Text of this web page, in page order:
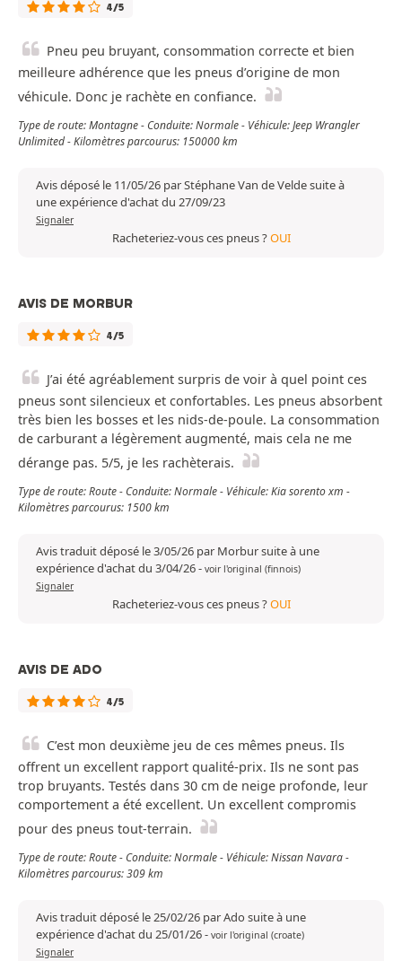
4/5
Pneu peu bruyant, consommation correcte et bien
meilleure adhérence que les pneus d’origine de mon
véhicule. Donc je rachète en confiance.
Type de route: Montagne - Conduite: Normale - Véhicule: Jeep Wrangler
Unlimited - Kilomètres parcourus: 150000 km
Avis déposé le 11/05/26 par Stéphane Van de Velde suite à
une expérience d'achat du 27/09/23
Signaler
Racheteriez-vous ces pneus ?OUI
AVIS DE MORBUR
4/5
J’ai été agréablement surpris de voir à quel point ces
pneus sont silencieux et confortables. Les pneus absorbent
très bien les bosses et les nids-de-poule. La consommation
de carburant a légèrement augmenté, mais cela ne me
dérange pas. 5/5, je les rachèterais.
Type de route: Route - Conduite: Normale - Véhicule: Kia sorento xm -
Kilomètres parcourus: 1500 km
Avis traduit déposé le 3/05/26 par Morbur suite à une
expérience d'achat du 3/04/26- voir l'original (finnois)
Signaler
Racheteriez-vous ces pneus ?OUI
AVIS DE ADO
4/5
C’est mon deuxième jeu de ces mêmes pneus. Ils
offrent un excellent rapport qualité-prix. Ils ne sont pas
trop bruyants. Testés dans 30 cm de neige profonde, leur
comportement a été excellent. Un excellent compromis
pour des pneus tout-terrain.
Type de route: Route - Conduite: Normale - Véhicule: Nissan Navara -
Kilomètres parcourus: 309 km
Avis traduit déposé le 25/02/26 par Ado suite à une
expérience d'achat du 25/01/26- voir l'original (croate)
Signaler